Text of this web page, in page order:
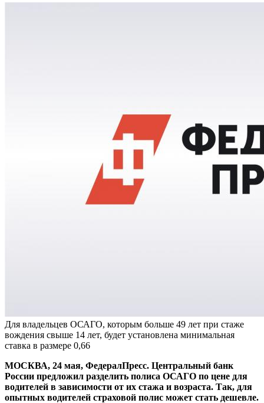
Для владельцев ОСАГО, которым больше 49 лет при стаже
вождения свыше 14 лет, будет установлена минимальная
ставка в размере 0,66
МОСКВА, 24 мая, ФедералПресс. Центральный банк
России предложил разделить полиса ОСАГО по цене для
водителей в зависимости от их стажа и возраста. Так, для
опытных водителей страховой полис может стать дешевле.